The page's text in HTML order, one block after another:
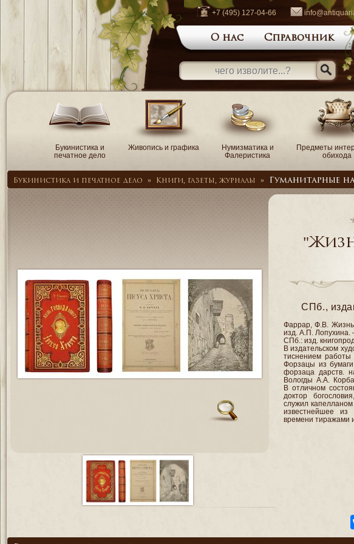
+7 (495) 127-04-66
О нас Справочник
Букинистика и
печатное дело
Живопись и графика
Нумизматика и
Фалеристика
Предметы
обихода
Букинистика и печатное дело » Книги, газеты, журналы » Гуманитарные
СПб.,
Фаррар, Ф.В. Жизнь
изд. А.П. Лопухина.
СПб.: изд.
В издательском
тиснением работы
Форзацы из
форзаца дарств.
Вологды А.А.
В отличном
доктор
служил
известнейшее из
времени тиражами